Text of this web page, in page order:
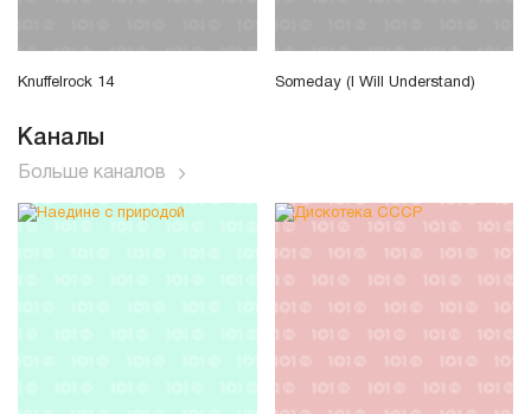
Knuffelrock 14 Someday (I Will Understand)
Каналы
Больше каналов